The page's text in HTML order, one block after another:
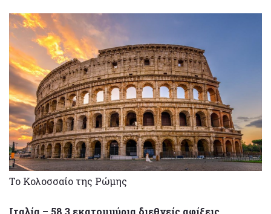
Το Κολοσσαίο της Ρώμης
Ιταλία – 58,3 εκατομμύρια διεθνείς αφίξεις